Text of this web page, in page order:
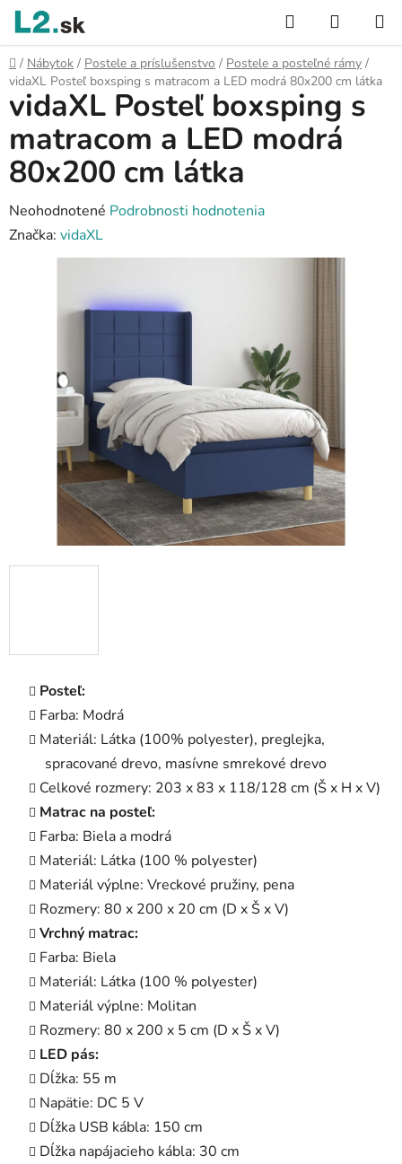
Prejsť
obsah
Hľadať
KOŠÍK
Domov
/ Nábytok / Postele a príslušenstvo / Postele a posteľné rámy /
vidaXL Posteľ boxsping s matracom a LED modrá 80x200 cm látka
Posteľ:
Farba: Modrá
Materiál: Látka (100% polyester), preglejka,
spracované drevo, masívne smrekové drevo
Celkové rozmery: 203 x 83 x 118/128 cm (Š x H x V)
Matrac na posteľ:
Farba: Biela a modrá
Materiál: Látka (100 % polyester)
Materiál výplne: Vreckové pružiny, pena
Rozmery: 80 x 200 x 20 cm (D x Š x V)
Vrchný matrac:
Farba: Biela
Materiál: Látka (100 % polyester)
Materiál výplne: Molitan
Rozmery: 80 x 200 x 5 cm (D x Š x V)
LED pás:
Dĺžka: 55 m
Napätie: DC 5 V
Dĺžka USB kábla: 150 cm
Dĺžka napájacieho kábla: 30 cm
vidaXL Posteľ boxsping s
matracom a LED modrá
80x200 cm látka
Priemerné
hodnotenie
produktu
hviezdičiek.
Neohodnotené Podrobnosti hodnotenia
Značka: vidaXL